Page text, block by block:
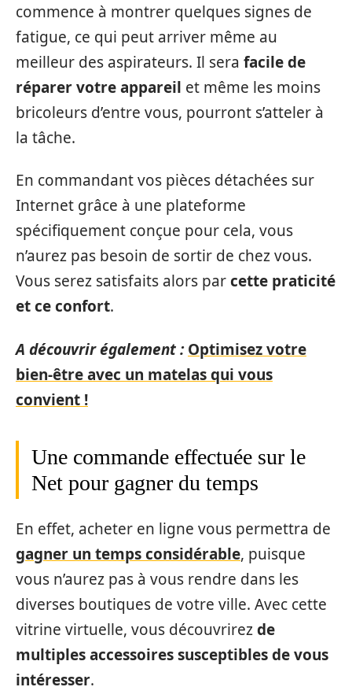
commence à montrer quelques signes de
fatigue, ce qui peut arriver même au
meilleur des aspirateurs. Il sera facile de
réparer votre appareil et même les moins
bricoleurs d’entre vous, pourront s’atteler à
la tâche.
En commandant vos pièces détachées sur
Internet grâce à une plateforme
spécifiquement conçue pour cela, vous
n’aurez pas besoin de sortir de chez vous.
Vous serez satisfaits alors parcette praticité
et ce confort.
A découvrir également : Optimisez votre
bien-être avec un matelas qui vous
convient !
Une commande effectuée sur le
Net pour gagner du temps
En effet, acheter en ligne vous permettra de
gagner un temps considérable, puisque
vous n’aurez pas à vous rendre dans les
diverses boutiques de votre ville. Avec cette
vitrine virtuelle, vous découvrirezde
multiples accessoires susceptibles de vous
intéresser.